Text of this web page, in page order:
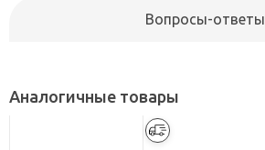
Вопросы-ответы
Аналогичные товары